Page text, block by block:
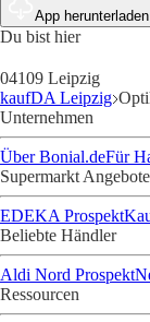
App herunterladen
Du bist hier
04109 Leipzig
kaufDA Leipzig
Unternehmen
Über Bonial.deFür
Supermarkt Angebote
EDEKA Prospekt
Beliebte Händler
Aldi Nord Prospekt
Ressourcen